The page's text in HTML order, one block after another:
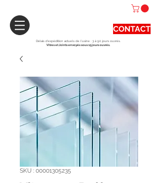
CONTACT
Délais d'expédition actuels de l'usine : 3 à 90 jours ouvrés.
Vitres et Joints envoyés sous 15 jours ouvrés.
SKU : 00001305235